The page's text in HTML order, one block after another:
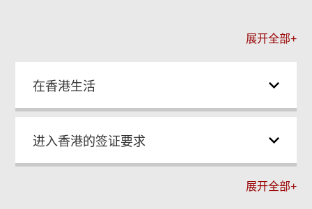
展开全部+
在香港生活
进入香港的签证要求
展开全部+